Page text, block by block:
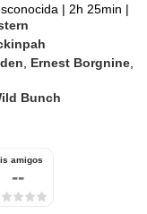
| 2h 25min |
Ernest Borgnine
Bunch
amigos
--